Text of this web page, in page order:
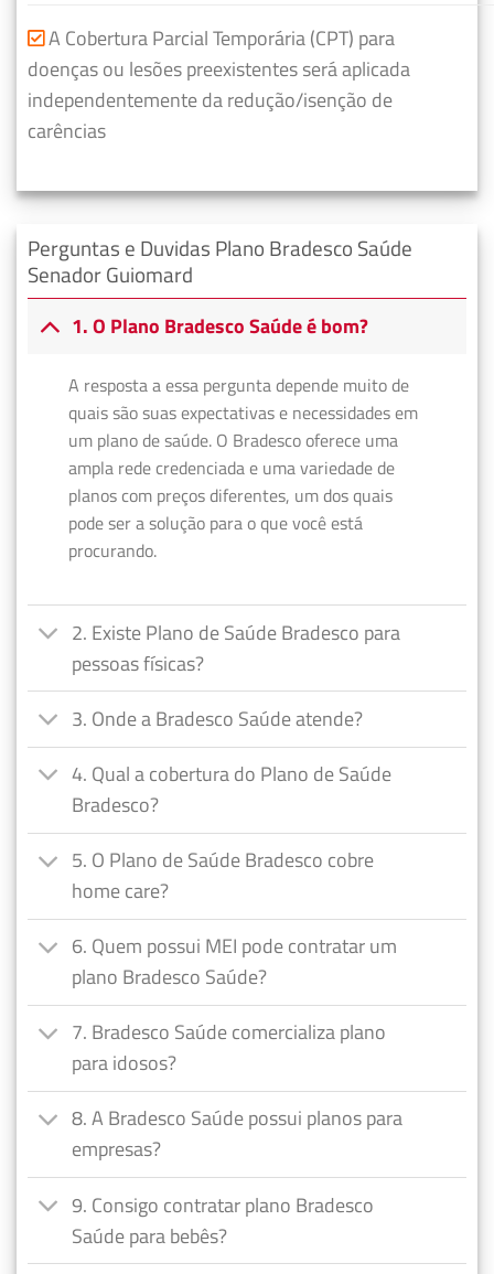
A Cobertura Parcial Temporária (CPT) para
doenças ou lesões preexistentes será aplicada
independentemente da redução/isenção de
carências
Perguntas e Duvidas Plano Bradesco Saúde
Senador Guiomard
1. O Plano Bradesco Saúde é bom?
A resposta a essa pergunta depende muito de
quais são suas expectativas e necessidades em
um plano de saúde. O Bradesco oferece uma
ampla rede credenciada e uma variedade de
planos com preços diferentes, um dos quais
pode ser a solução para o que você está
procurando.
2. Existe Plano de Saúde Bradesco para
pessoas físicas?
3. Onde a Bradesco Saúde atende?
4. Qual a cobertura do Plano de Saúde
Bradesco?
5. O Plano de Saúde Bradesco cobre
home care?
6. Quem possui MEI pode contratar um
plano Bradesco Saúde?
7. Bradesco Saúde comercializa plano
para idosos?
8. A Bradesco Saúde possui planos para
empresas?
9. Consigo contratar plano Bradesco
Saúde para bebês?